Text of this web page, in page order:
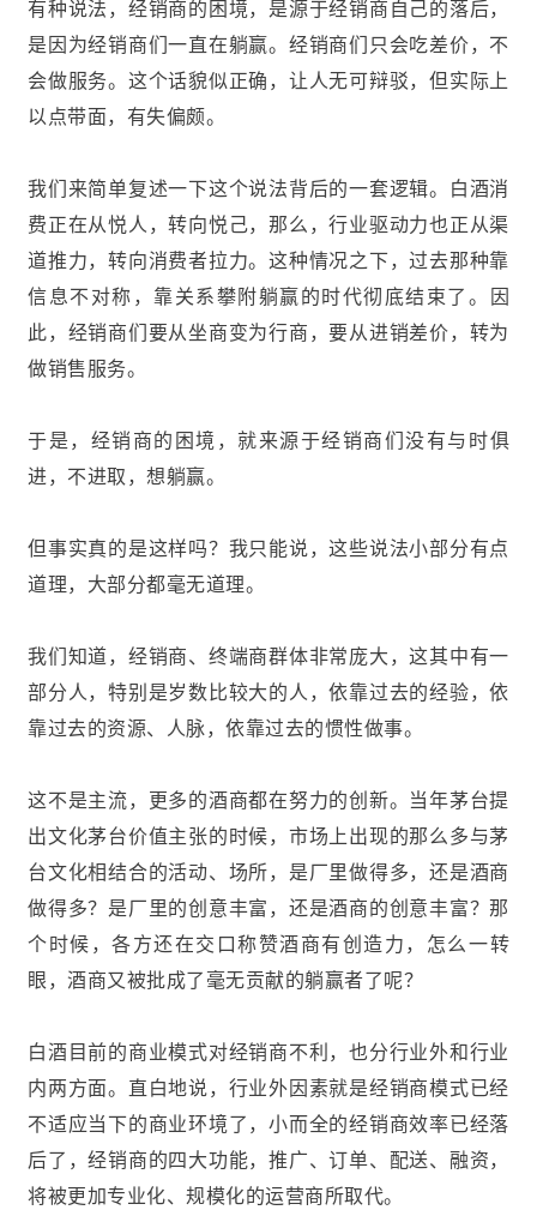
有种说法，经销商的困境，是源于经销商自己的落后，
是因为经销商们一直在躺赢。经销商们只会吃差价，不
会做服务。这个话貌似正确，让人无可辩驳，但实际上
以点带面，有失偏颇。
我们来简单复述一下这个说法背后的一套逻辑。白酒消
费正在从悦人，转向悦己，那么，行业驱动力也正从渠
道推力，转向消费者拉力。这种情况之下，过去那种靠
信息不对称，靠关系攀附躺赢的时代彻底结束了。因
此，经销商们要从坐商变为行商，要从进销差价，转为
做销售服务。
于是，经销商的困境，就来源于经销商们没有与时俱
进，不进取，想躺赢。
但事实真的是这样吗？我只能说，这些说法小部分有点
道理，大部分都毫无道理。
我们知道，经销商、终端商群体非常庞大，这其中有一
部分人，特别是岁数比较大的人，依靠过去的经验，依
靠过去的资源、人脉，依靠过去的惯性做事。
这不是主流，更多的酒商都在努力的创新。当年茅台提
出文化茅台价值主张的时候，市场上出现的那么多与茅
台文化相结合的活动、场所，是厂里做得多，还是酒商
做得多？是厂里的创意丰富，还是酒商的创意丰富？那
个时候，各方还在交口称赞酒商有创造力，怎么一转
眼，酒商又被批成了毫无贡献的躺赢者了呢？
白酒目前的商业模式对经销商不利，也分行业外和行业
内两方面。直白地说，行业外因素就是经销商模式已经
不适应当下的商业环境了，小而全的经销商效率已经落
后了，经销商的四大功能，推广、订单、配送、融资，
将被更加专业化、规模化的运营商所取代。